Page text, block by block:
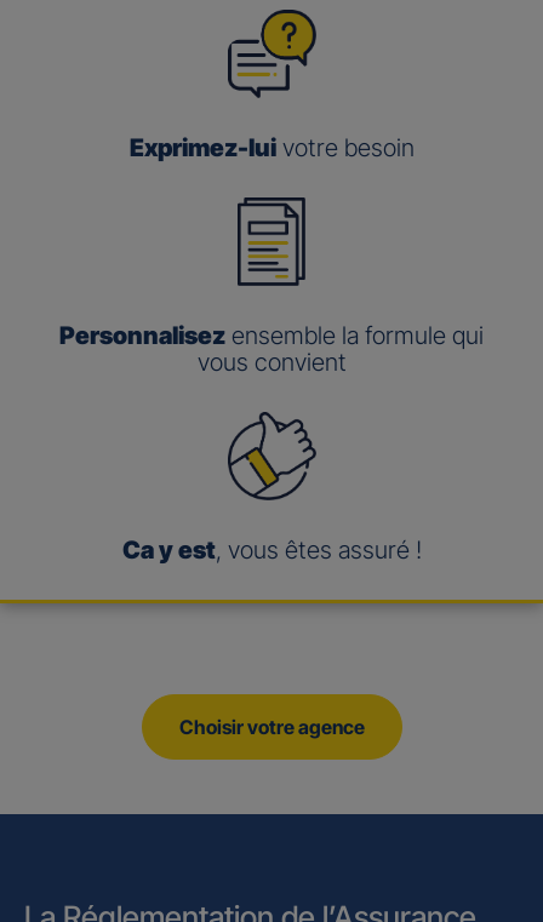
Exprimez-luivotre besoin
Personnalisez ensemble la formule qui
vous convient
Ca y est, vous êtes assuré !
Choisir votre agence